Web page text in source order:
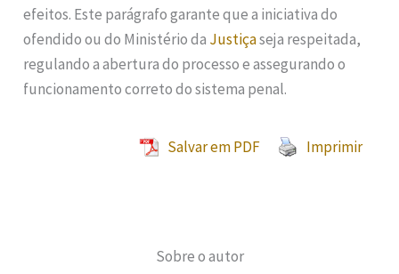
efeitos. Este parágrafo garante que a iniciativa do
ofendido ou do Ministério da Justiçaseja respeitada,
regulando a abertura do processo e assegurando o
funcionamento correto do sistema penal.
Salvar em PDF Imprimir
Sobre o autor